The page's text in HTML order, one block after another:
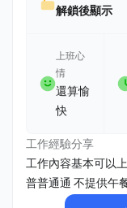
解鎖後顯示
上班心
情
還算愉
快
工作經驗分享
工作內容基本可以
普普通通 不提供午